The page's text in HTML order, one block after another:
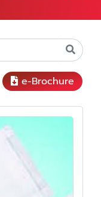
e-Brochure